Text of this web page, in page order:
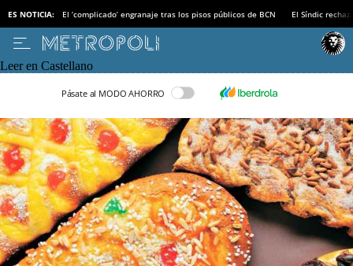
ES NOTICIA: El ‘complicado’ engranaje tras los pisos públicos de BCN El Síndic
Leer en Castellano
Pásate al MODO AHORRO